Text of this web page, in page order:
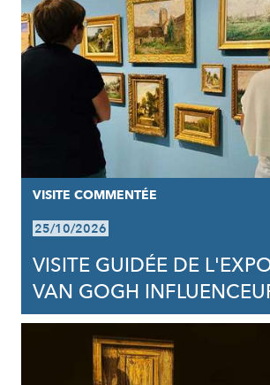
VISITE COMMENTÉE
25/10/2026
VISITE GUIDÉE DE
VAN GOGH